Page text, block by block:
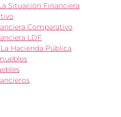
Situación Financiera
Comparativo
LDF
Hacienda Pública